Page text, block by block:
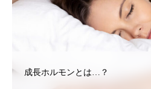
成長ホルモンとは…？